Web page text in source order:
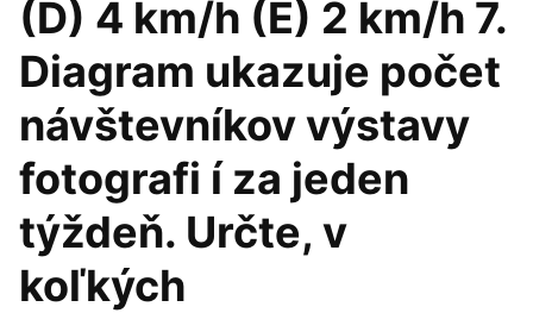
(D) 4 km/h (E) 2 km/h 7.
Diagram ukazuje počet
návštevníkov výstavy
fotografi í za jeden
týždeň. Určte, v
koľkých